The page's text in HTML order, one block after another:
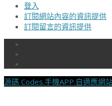
登入
訂閱網站內容的資訊提供
訂閱留言的資訊提供
源碼 Codes.手機APP.自適應網